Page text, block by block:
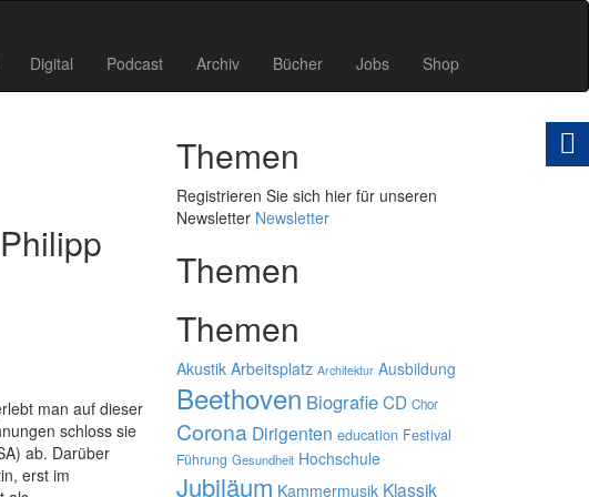
Digital Podcast Archiv Bücher Jobs Shop
man auf dieser
schloss sie
ab. Darüber
erst im
Themen
Registrieren Sie sich hier für unseren
Newsletter Newsletter
Themen
Themen
Akustik Arbeitsplatz Architektur Ausbildung
Beethoven BiografieCD Chor
Corona Dirigenten education Festival
Führung Gesundheit Hochschule
Jubiläum Kammermusik Klassik